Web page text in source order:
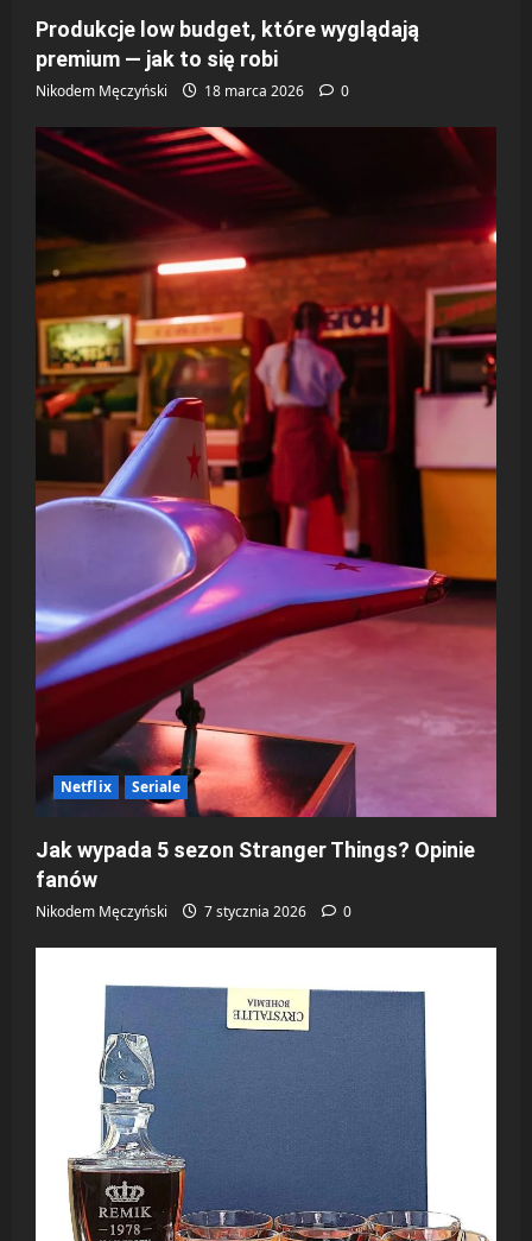
Produkcje low budget, które wyglądają
premium — jak to się robi
Nikodem Męczyński 18 marca 2026 0
Netflix Seriale
Jak wypada 5 sezon Stranger Things? Opinie
fanów
Nikodem Męczyński 7 stycznia 2026 0